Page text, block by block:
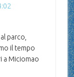
parco,
il tempo
a Miciomao